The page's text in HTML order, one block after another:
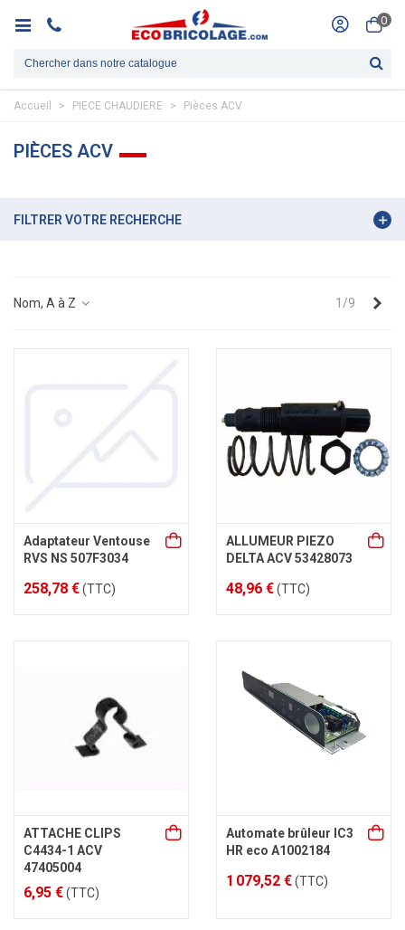
0
Accueil > PIECE CHAUDIERE > Pièces ACV
PIÈCES ACV
FILTRER VOTRE RECHERCHE
Nom, A à Z 1/9
Adaptateur Ventouse
RVS NS 507F3034
258,78 €(TTC)
ALLUMEUR PIEZO
DELTA ACV 53428073
48,96 €(TTC)
ATTACHE CLIPS
C4434-1 ACV
47405004
6,95 €(TTC)
Automate brûleur IC3
HR eco A1002184
1 079,52 €(TTC)